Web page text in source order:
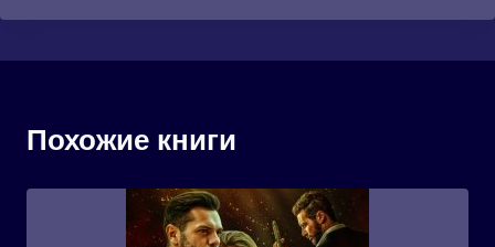
Похожие книги